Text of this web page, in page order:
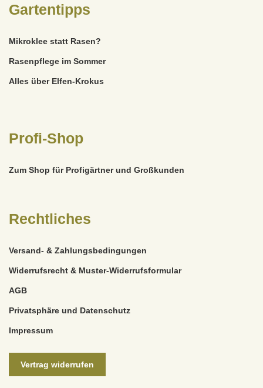
Gartentipps
Mikroklee statt Rasen?
Rasenpflege im Sommer
Alles über Elfen-Krokus
Profi-Shop
Zum Shop für Profigärtner und Großkunden
Rechtliches
Versand- & Zahlungsbedingungen
Widerrufsrecht & Muster-Widerrufsformular
AGB
Privatsphäre und Datenschutz
Impressum
Vertrag widerrufen